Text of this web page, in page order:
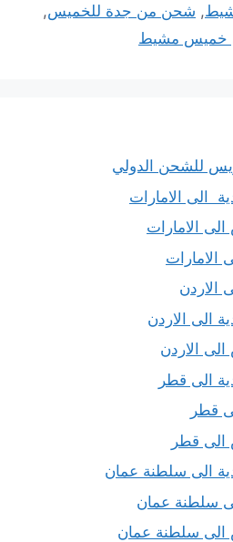
, شحن من جدة للخميس,
خميس مشيط
للشحن الدولي
الى الامارات
الامارات
الى الاردن
الاردن
الى قطر
قطر
قطر
الى سلطنة عمان
سلطنة عمان
سلطنة عمان